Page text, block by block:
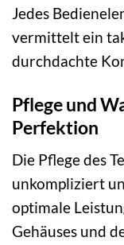
Jedes
vermittelt ein
durchdachte
Pflege und
Perfektion
Die Pflege des
unkompliziert
optimale
Gehäuses und